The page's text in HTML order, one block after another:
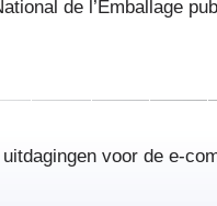
de l’Emballage
voor de e-